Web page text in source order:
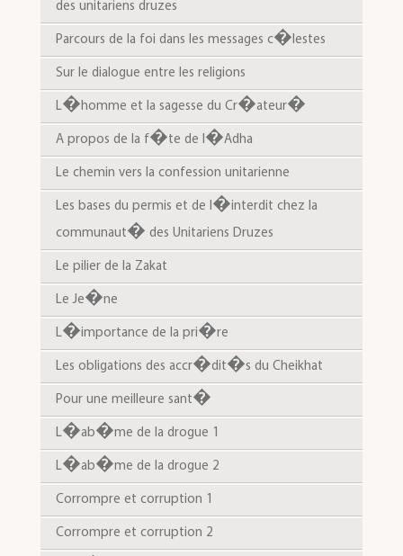
Parcours de la foi dans les messages c�lestes
Sur le dialogue entre les religions
L�homme et la sagesse du Cr�ateur�
A propos de la f�te de l�Adha
Le chemin vers la confession unitarienne
Les bases du permis et de l�interdit chez la
communaut� des Unitariens Druzes
Le pilier de la Zakat
Le Je�ne
L�importance de la pri�re
Les obligations des accr�dit�s du Cheikhat
Pour une meilleure sant�
L�ab�me de la drogue 1
L�ab�me de la drogue 2
Corrompre et corruption 1
Corrompre et corruption 2